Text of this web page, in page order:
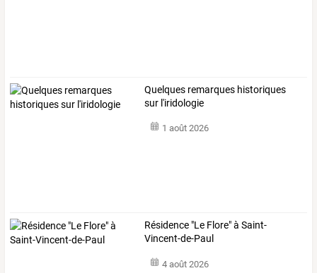
Quelques remarques historiques
sur l'iridologie
1 août 2026
Résidence "Le Flore" à Saint-
Vincent-de-Paul
4 août 2026